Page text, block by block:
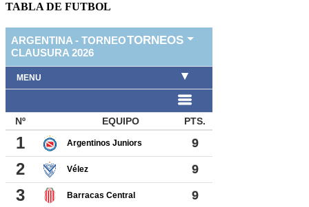
TABLA DE FUTBOL